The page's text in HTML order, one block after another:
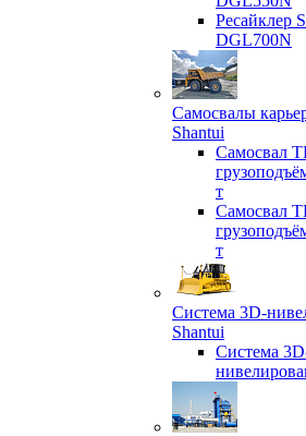
Ресайклер
DGL700N
Самосвалы
Shantui
Самосвал
т
Самосвал
т
Система 3D-
Shantui
Система